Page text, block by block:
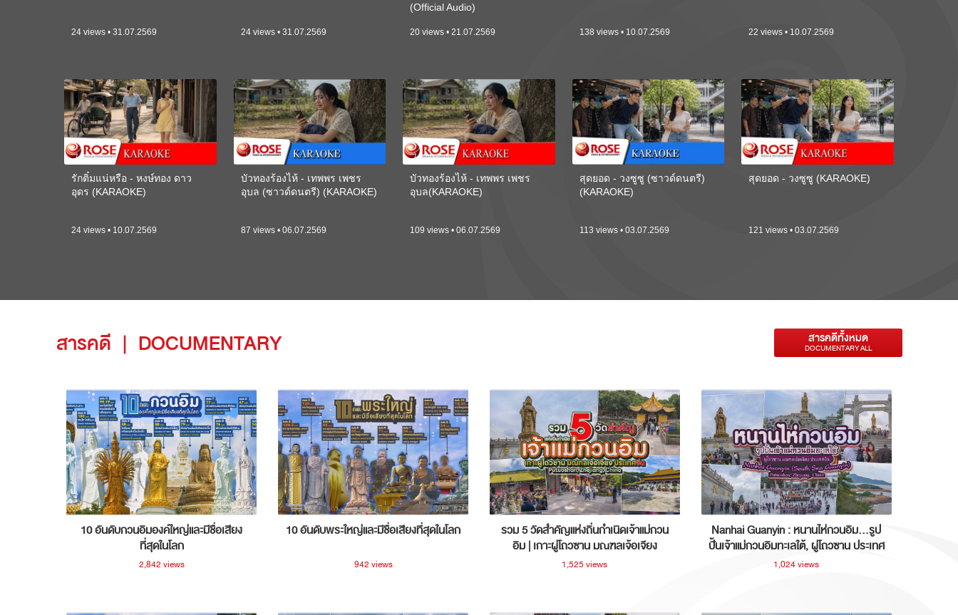
24 views • 31.07.2569 24 views • 31.07.2569
(Official Audio)
20 views • 21.07.2569 138 views • 10.07.2569 22 views • 10.07.2569
รักติ๋มแน่หรือ - หงษ์ทอง ดาว
อุดร (KARAOKE)
24 views • 10.07.2569
บัวทองร้องไห้ - เทพพร เพชร
อุบล (ซาวด์ดนตรี) (KARAOKE)
87 views • 06.07.2569
บัวทองร้องไห้ - เทพพร เพชร
อุบล(KARAOKE)
109 views • 06.07.2569
สุดยอด - วงซูซู (ซาวด์ดนตรี)
(KARAOKE)
113 views • 03.07.2569
สุดยอด - วงซูซู (KARAOKE)
121 views • 03.07.2569
สารคดี | DOCUMENTARY สารคดีทั้งหมด
DOCUMENTARY ALL
10 อันดับกวนอิมองค์ใหญ่และมีชื่อเสียง
ที่สุดในโลก
2,842 views
10 อันดับพระใหญ่และมีชื่อเสียงที่สุดในโลก
942 views
รวม 5 วัดสำคัญแห่งถิ่นกำเนิดเจ้าแม่กวน
อิม | เกาะผู่โถวซาน มณฑลเจ้อเจียง
ประเทศจีน
1,525 views
Nanhai Guanyin : หนานไห่กวนอิม...รูป
ปั้นเจ้าแม่กวนอิมทะเลใต้, ผู่โถวซาน ประเทศ
จีน
1,024 views